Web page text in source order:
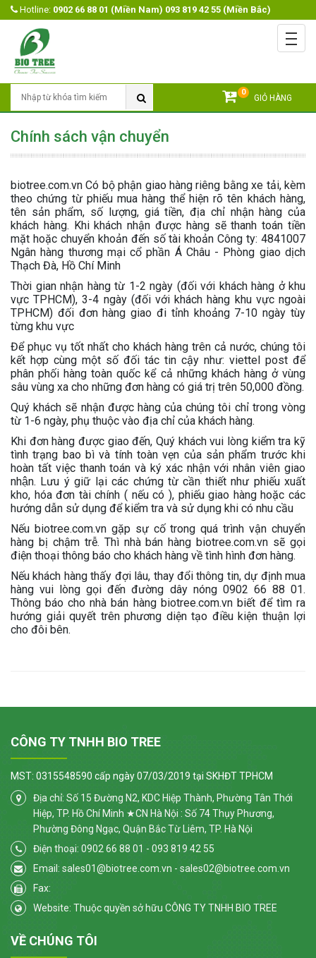
Menu
Trang chủ
Giới Thiệu
Sản Phẩm
Khuyến mãi
Video
Liên Hệ
Hotline: 0902 66 88 01 (Miền Nam) 093 819 42 55 (Miền Bắc)
0
GIỎ HÀNG
Chính sách vận chuyển
biotree.com.vn Có bộ phận giao hàng riêng bằng xe tải, kèm
theo chứng từ phiếu mua hàng thể hiện rõ tên khách hàng,
tên sản phẩm, số lượng, giá tiền, địa chỉ nhận hàng của
khách hàng. Khi khách nhận được hàng sẽ thanh toán tiền
mặt hoặc chuyển khoản đến số tài khoản Công ty: 4841007
Ngân hàng thương mại cổ phần Á Châu - Phòng giao dịch
Thạch Đà, Hồ Chí Minh
Thời gian nhận hàng từ 1-2 ngày (đối với khách hàng ở khu
vực TPHCM), 3-4 ngày (đối với khách hàng khu vực ngoài
TPHCM) đối đơn hàng giao đi tỉnh khoảng 7-10 ngày tùy
từng khu vực
Để phục vụ tốt nhất cho khách hàng trên cả nước, chúng tôi
kết hợp cùng một số đối tác tin cậy như: viettel post để
phân phối hàng toàn quốc kể cả những khách hàng ở vùng
sâu vùng xa cho những đơn hàng có giá trị trên 50,000 đồng.
Quý khách sẽ nhận được hàng của chúng tôi chỉ trong vòng
từ 1-6 ngày, phụ thuộc vào địa chỉ của khách hàng.
Khi đơn hàng được giao đến, Quý khách vui lòng kiểm tra kỹ
tình trạng bao bì và tính toàn vẹn của sản phẩm trước khi
hoàn tất việc thanh toán và ký xác nhận với nhân viên giao
nhận. Lưu ý giữ lại các chứng từ cần thiết như phiếu xuất
kho, hóa đơn tài chính ( nếu có ), phiếu giao hàng hoặc các
hướng dẫn sử dụng để kiểm tra và sử dụng khi có nhu cầu
Nếu biotree.com.vn gặp sự cố trong quá trình vận chuyển
hàng bị chậm trễ. Thì nhà bán hàng biotree.com.vn sẽ gọi
điện thoại thông báo cho khách hàng về tình hình đơn hàng.
Nếu khách hàng thấy đợi lâu, thay đổi thông tin, dự định mua
hàng vui lòng gọi đến đường dây nóng 0902 66 88 01.
Thông báo cho nhà bán hàng biotree.com.vn biết để tìm ra
hướng giải quyết trên phương diện tạo điều kiện thuận lợi
cho đôi bên.
CÔNG TY TNHH BIO TREE
MST: 0315548590 cấp ngày 07/03/2019 tại SKHĐT TPHCM
Địa chỉ: Số 15 Đường N2, KDC Hiệp Thành, Phường Tân Thới
Hiệp, TP. Hồ Chí Minh ★CN Hà Nội : Số 74 Thụy Phương,
Phường Đông Ngạc, Quận Bắc Từ Liêm, TP. Hà Nội
Điện thoại: 0902 66 88 01 - 093 819 42 55
Email: sales01@biotree.com.vn - sales02@biotree.com.vn
Fax:
Website: Thuộc quyền sở hữu CÔNG TY TNHH BIO TREE
VỀ CHÚNG TÔI